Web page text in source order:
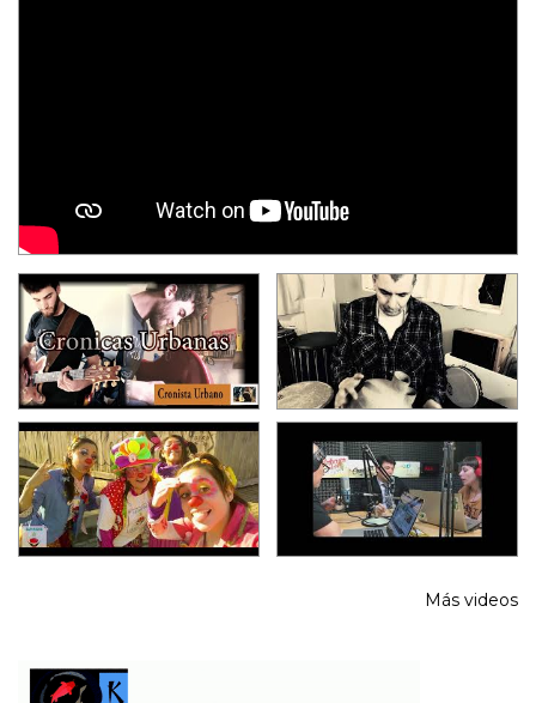
Más videos